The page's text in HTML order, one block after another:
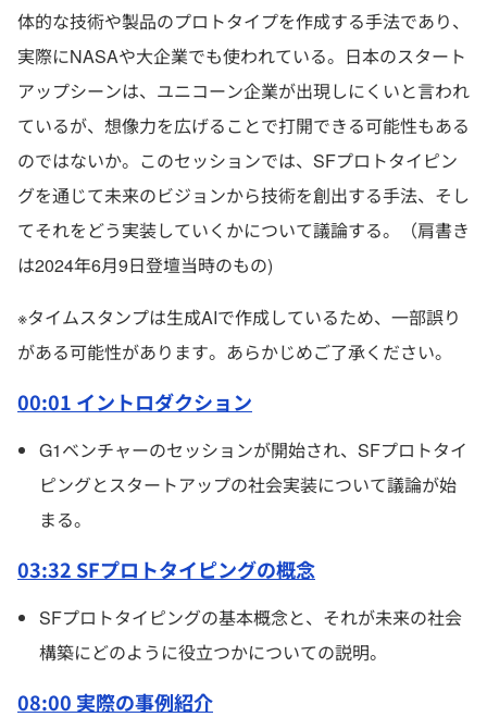
体的な技術や製品のプロトタイプを作成する手法であり、
実際にNASAや大企業でも使われている。日本のスタート
アップシーンは、ユニコーン企業が出現しにくいと言われ
ているが、想像力を広げることで打開できる可能性もある
のではないか。このセッションでは、SFプロトタイピン
グを通じて未来のビジョンから技術を創出する手法、そし
てそれをどう実装していくかについて議論する。（肩書き
は2024年6月9日登壇当時のもの)
※タイムスタンプは生成AIで作成しているため、一部誤り
がある可能性があります。あらかじめご了承ください。
00:01 イントロダクション
G1ベンチャーのセッションが開始され、SFプロトタイ
ピングとスタートアップの社会実装について議論が始
まる。
03:32 SFプロトタイピングの概念
SFプロトタイピングの基本概念と、それが未来の社会
構築にどのように役立つかについての説明。
08:00 実際の事例紹介